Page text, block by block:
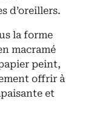
d’oreillers.
la forme
macramé
peint,
offrir à
et